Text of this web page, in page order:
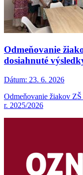
Odmeňovanie
dosiahnuté
Dátum: 23. 6. 2026
Odmeňovanie žiakov
r. 2025/2026